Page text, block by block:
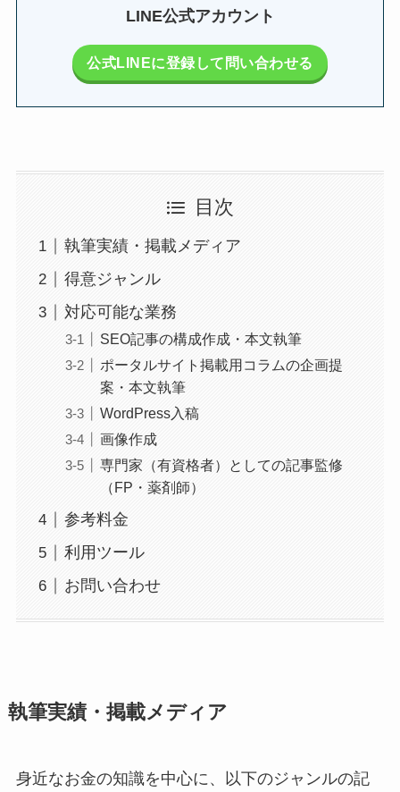
LINE公式アカウント
公式LINEに登録して問い合わせる
目次
執筆実績・掲載メディア
得意ジャンル
対応可能な業務
SEO記事の構成作成・本文執筆
ポータルサイト掲載用コラムの企画提
案・本文執筆
WordPress入稿
画像作成
専門家（有資格者）としての記事監修
（FP・薬剤師）
参考料金
利用ツール
お問い合わせ
執筆実績・掲載メディア
身近なお金の知識を中心に、以下のジャンルの記